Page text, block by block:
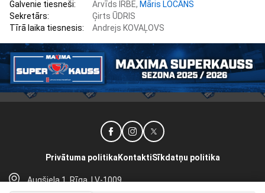
Galvenie tiesneši: Arvīds IRBE, Māris LOCĀNS
Sekretārs:
Ģirts ŪDRIS
Tīrā laika tiesnesis:
Andrejs KOVAĻOVS
Augšiela 1, Rīga, LV-1009
Privātuma politika KontaktiSīkdatņu politika